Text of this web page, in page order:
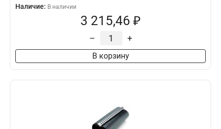
Наличие: В наличии
3 215,46 ₽
– +
В корзину